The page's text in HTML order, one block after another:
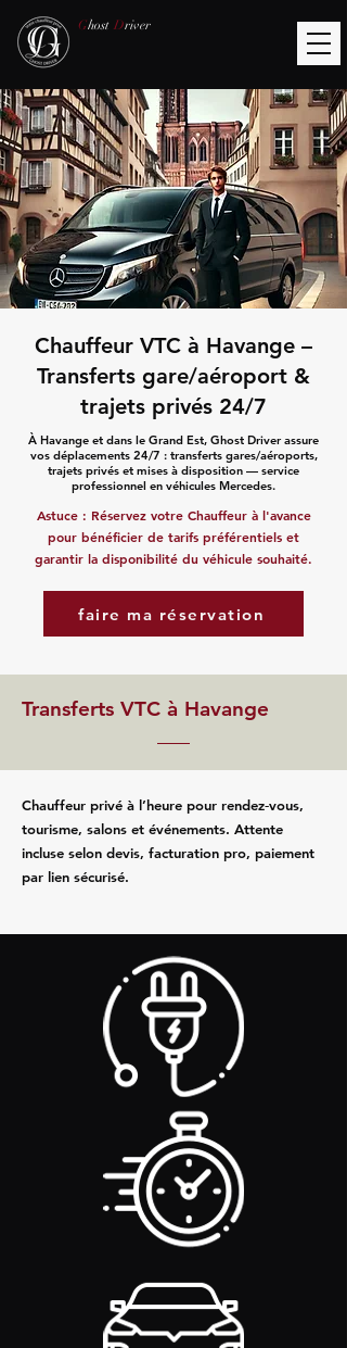
Ghost Driver
Chauffeur VTC à Havange –
Transferts gare/aéroport &
trajets privés 24/7
À Havange et dans le Grand Est, Ghost Driver assure
vos déplacements 24/7 : transferts gares/aéroports,
trajets privés et mises à disposition — service
professionnel en véhicules Mercedes.
Astuce : Réservez votre Chauffeur à l'avance
pour bénéficier de tarifs préférentiels et
garantir la disponibilité du véhicule souhaité.
faire ma réservation
Transferts VTC à Havange
Chauffeur privé à l’heure pour rendez‑vous,
tourisme, salons et événements. Attente
incluse selon devis, facturation pro, paiement
par lien sécurisé.